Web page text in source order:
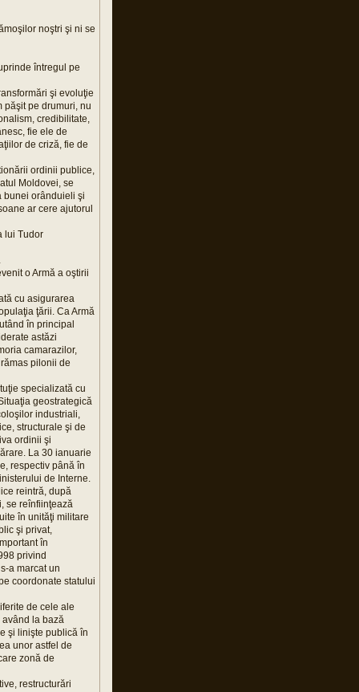
noştri şi ni se
întregul pe
şi evoluţie
păşit pe drumuri, nu
credibilitate,
fie ele de
de criză, fie de
ordinii publice,
Moldovei, se
bunei orânduieli şi
ar cere ajutorul
lui Tudor
o Armă a oştirii
cu asigurarea
ţării. Ca Armă
în principal
astăzi
camarazilor,
pilonii de
specializată cu
geostrategică
industriali,
structurale şi de
ordinii şi
La 30 ianuarie
respectiv până în
de Interne.
reintră, după
se reînfiinţează
în unităţi militare
şi privat,
în
privind
a marcat un
coordonate statului
de cele ale
având la bază
şi linişte publică în
unor astfel de
zonă de
restructurări